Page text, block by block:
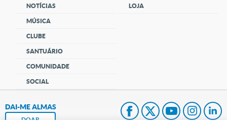
NOTÍCIAS
MÚSICA
CLUBE
SANTUÁRIO
COMUNIDADE
SOCIAL
LOJA
DAI-ME ALMAS
DOAR